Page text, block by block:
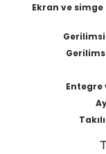
Ekran ve
Entegre